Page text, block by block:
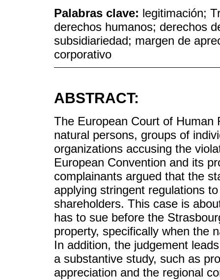
Palabras clave: legitimación;
derechos humanos; derechos
subsidiariedad; margen de
corporativo
ABSTRACT:
The European Court of Human
natural persons, groups of
organizations accusing the
European Convention and its
complainants argued that the
applying stringent regulations
shareholders. This case is
has to sue before the
property, specifically when the
In addition, the judgement
a substantive study, such as
appreciation and the regional